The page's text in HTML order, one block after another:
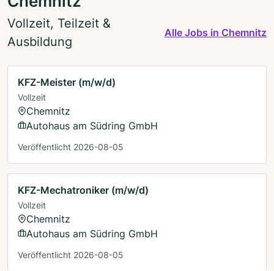
Vollzeit, Teilzeit &
Ausbildung
Alle Jobs in Chemnitz
KFZ-Meister (m/w/d)
Vollzeit
Chemnitz
Autohaus am Südring GmbH
Veröffentlicht 2026-08-05
KFZ-Mechatroniker (m/w/d)
Vollzeit
Chemnitz
Autohaus am Südring GmbH
Veröffentlicht 2026-08-05